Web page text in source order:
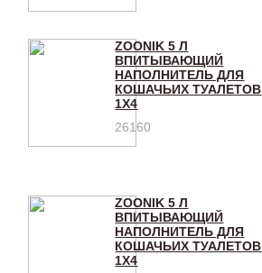
ZOONIK 5 Л
ВПИТЫВАЮЩИЙ
НАПОЛНИТЕЛЬ ДЛЯ
КОШАЧЬИХ ТУАЛЕТОВ
1Х4
26160
ZOONIK 5 Л
ВПИТЫВАЮЩИЙ
НАПОЛНИТЕЛЬ ДЛЯ
КОШАЧЬИХ ТУАЛЕТОВ
1Х4